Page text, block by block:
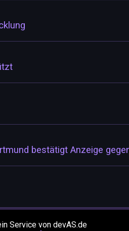
bestätigt Anzeige
Service von devAS.de